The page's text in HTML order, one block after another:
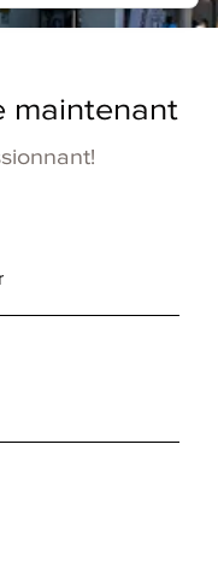
maintenant